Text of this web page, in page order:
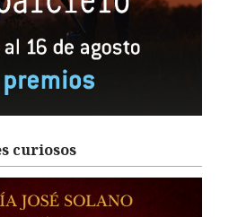
curiosos